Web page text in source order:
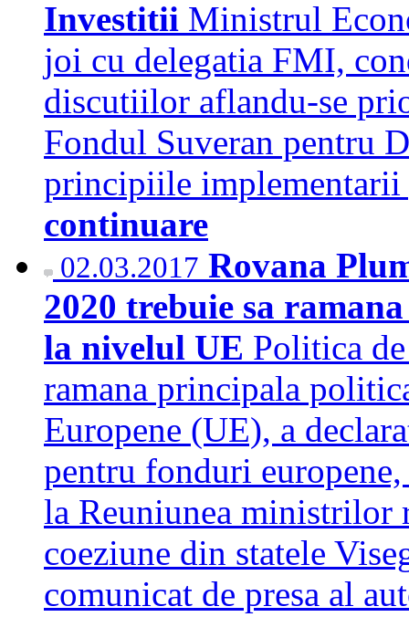
Investitii Ministrul
joi cu delegatia FMI,
discutiilor aflandu-se
Fondul Suveran pentru
principiile
continuare
02.03.2017 Rovana
2020 trebuie sa
la nivelul UE Politica
ramana principala
Europene (UE), a
pentru fonduri
la Reuniunea ministrilor
coeziune din statele
comunicat de presa al